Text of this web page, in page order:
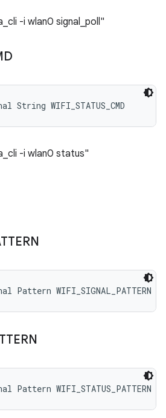
-i wlan0 signal_poll"
WIFI_STATUS_CMD
-i wlan0 status"
WIFI_SIGNAL_PATTERN
WIFI_STATUS_PATTERN